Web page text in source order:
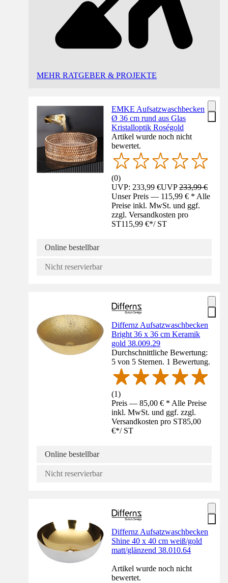
MEHR RATGEBER & PROJEKTE
EMKE Aufsatzwaschbecken
Ø 36 cm rund aus Glas
Kristalloptik Roségold
Artikel wurde noch nicht
bewertet.
(0)
UVP: 233,99 €UVP233,99 €
Unser Preis — 115,99 € * Alle
Preise inkl. MwSt. und ggf.
zzgl. Versandkosten pro
ST115,99 €*/ ST
Online bestellbar
Nicht reservierbar
Differnz Aufsatzwaschbecken
Bright 36 x 36 cm Keramik
gold 38.009.29
Durchschnittliche Bewertung:
5 von 5 Sternen. 1 Bewertung.
(1)
Preis — 85,00 € * Alle Preise
inkl. MwSt. und ggf. zzgl.
Versandkosten pro ST85,00
€*/ ST
Online bestellbar
Nicht reservierbar
Differnz Aufsatzwaschbecken
Shine 40 x 40 cm weiß/gold
matt/glänzend 38.010.64
Artikel wurde noch nicht
bewertet.